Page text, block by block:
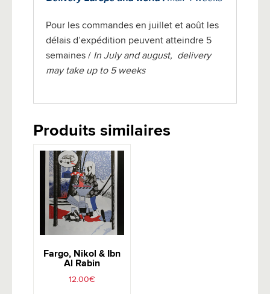
Pour les commandes en juillet et août les
délais d’expédition peuvent atteindre 5
semaines / In July and august, delivery
may take up to 5 weeks
Produits similaires
Fargo, Nikol & Ibn
Al Rabin
12.00€